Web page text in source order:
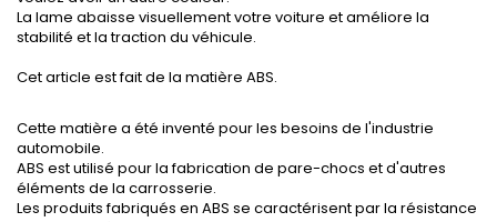
La lame abaisse visuellement votre voiture et améliore la
stabilité et la traction du véhicule.
Cet article est fait de la matière ABS.
Cette matière a été inventé pour les besoins de l'industrie
automobile.
ABS est utilisé pour la fabrication de pare-chocs et d'autres
éléments de la carrosserie.
Les produits fabriqués en ABS se caractérisent par la résistance